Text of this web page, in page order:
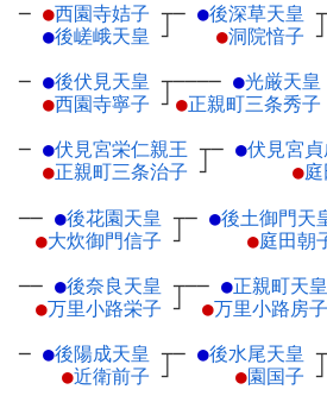
─ ●西園寺姞子 ┬
●後嵯峨天皇 ┘
─ ●後深草天皇 ┬
●洞院愔子 ┘
─ ●後伏見天皇 ┬
●西園寺寧子 ┘
──── ●光厳天皇
●正親町三条秀子
─ ●伏見宮栄仁親王 ┬
●正親町三条治子 ┘
─ ●伏見宮
●
── ●後花園天皇 ┬
●大炊御門信子 ┘
─ ●後土御門天
●庭田朝
── ●後奈良天皇 ┬
●万里小路栄子 ┘
── ●正親町天皇
●万里小路房子
─ ●後陽成天皇 ┬
●近衛前子 ┘
─ ●後水尾天皇 ┬
●園国子 ┘